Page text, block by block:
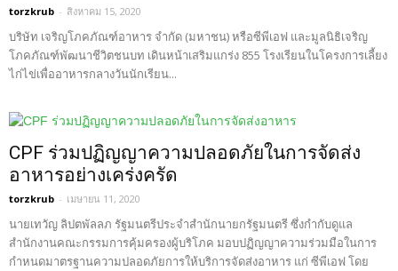
torzkrub - สิงหาคม 15, 2020
บริษัท เจริญโภคภัณฑ์อาหาร จำกัด (มหาชน) หรือซีพีเอฟ และมูลนิธิเจริญ
โภคภัณฑ์พัฒนาชีวิตชนบท เดินหน้าเสริมแกร่ง 855 โรงเรียนในโครงการเลี้ยง
ไก่ไข่เพื่ออาหารกลางวันนักเรียน...
CPF ร่วมปฏิญญาความปลอดภัยในการจัดส่ง
อาหารอย่างเคร่งครัด
torzkrub - เมษายน 11, 2020
นายเทวัญ ลิปตพัลลภ รัฐมนตรีประจำสำนักนายกรัฐมนตรี ซึ่งกำกับดูแล
สำนักงานคณะกรรมการคุ้มครองผู้บริโภค มอบปฏิญญาความร่วมมือในการ
กำหนดมาตรฐานความปลอดภัยการให้บริการจัดส่งอาหาร แก่ ซีพีเอฟ โดย